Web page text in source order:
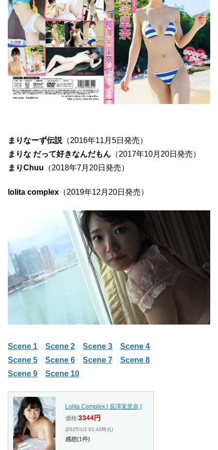
まりなーず伝説（2016年11月5日発売）
まりな だって好きなんだもん （2017年10月20日発売）
まりChuu （2018年7月20日発売）
lolita complex （2019年12月20日発売）
Scene 1 Scene 2 Scene 3
Scene 4
Scene 5
Scene 6 Scene 7
Scene 8
Scene 9
Scene 10
Lolita Complex [ 長澤茉里奈 ]
価格:3344円
(2025/1/2 01:42時点)
感想(1件)